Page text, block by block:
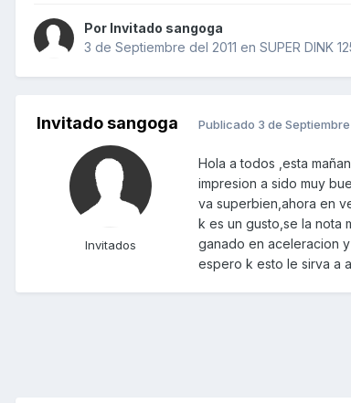
Por Invitado sangoga
3 de Septiembre del 2011 en SUPER DINK
Invitado sangoga
Invitados
Publicado 3 de Septiembre
Hola a todos ,esta
impresion a sido muy
va superbien,ahora en
k es un gusto,se la nota
ganado en aceleracion
espero k esto le sirva a